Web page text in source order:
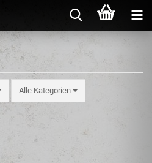
Alle Kategorien